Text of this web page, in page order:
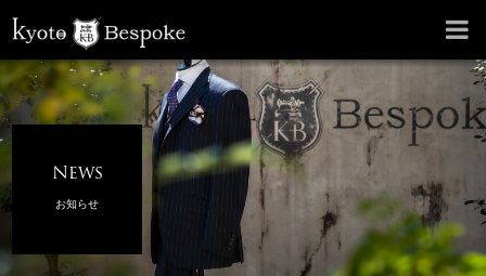
News
お知らせ